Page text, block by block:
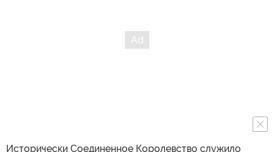
Исторически Соединенное Королевство служило